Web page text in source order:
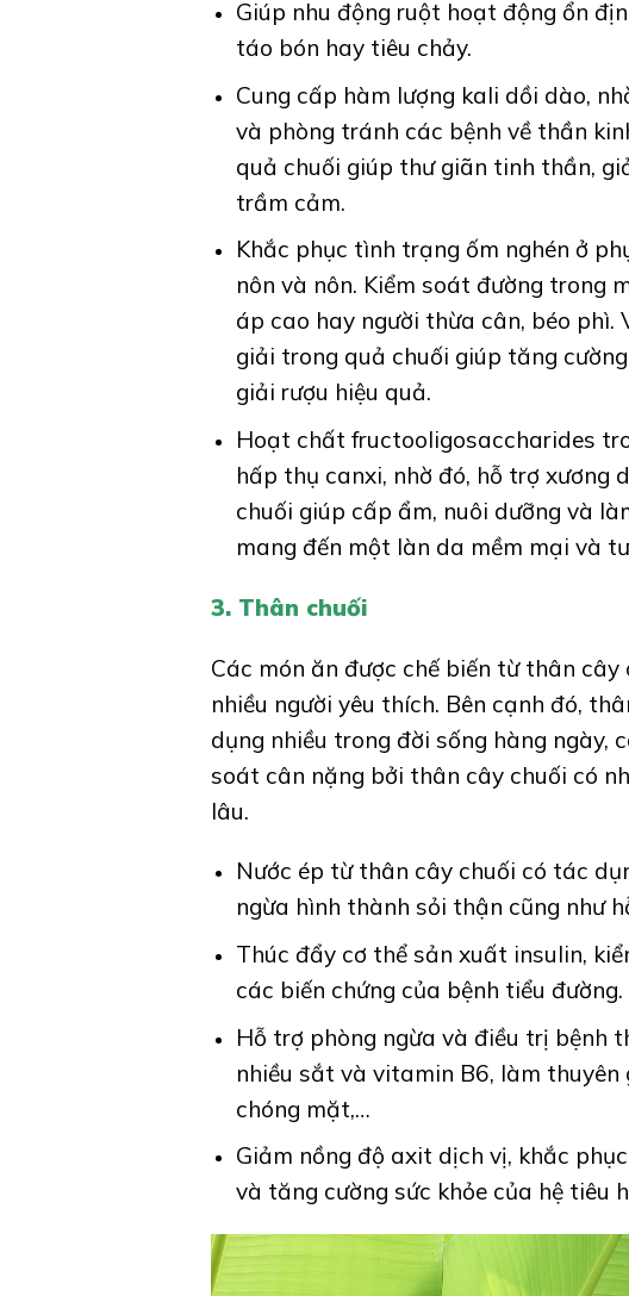
Giúp nhu động ruột hoạt động ổn
táo bón hay tiêu chảy.
Cung cấp hàm lượng kali dồi dào,
và phòng tránh các bệnh về thần
quả chuối giúp thư giãn tinh thần,
trầm cảm.
Khắc phục tình trạng ốm nghén ở
nôn và nôn. Kiểm soát đường trong
áp cao hay người thừa cân, béo
giải trong quả chuối giúp tăng
giải rượu hiệu quả.
Hoạt chất fructooligosaccharides
hấp thụ canxi, nhờ đó, hỗ trợ xương
chuối giúp cấp ẩm, nuôi dưỡng và
mang đến một làn da mềm mại và
3. Thân chuối
Các món ăn được chế biến từ thân
nhiều người yêu thích. Bên cạnh đó,
dụng nhiều trong đời sống hàng ngày,
soát cân nặng bởi thân cây chuối có
lâu.
Nước ép từ thân cây chuối có tác
ngừa hình thành sỏi thận cũng như
Thúc đẩy cơ thể sản xuất insulin,
các biến chứng của bệnh tiểu đường.
Hỗ trợ phòng ngừa và điều trị bệnh
nhiều sắt và vitamin B6, làm
chóng mặt,…
Giảm nồng độ axit dịch vị, khắc
và tăng cường sức khỏe của hệ tiêu